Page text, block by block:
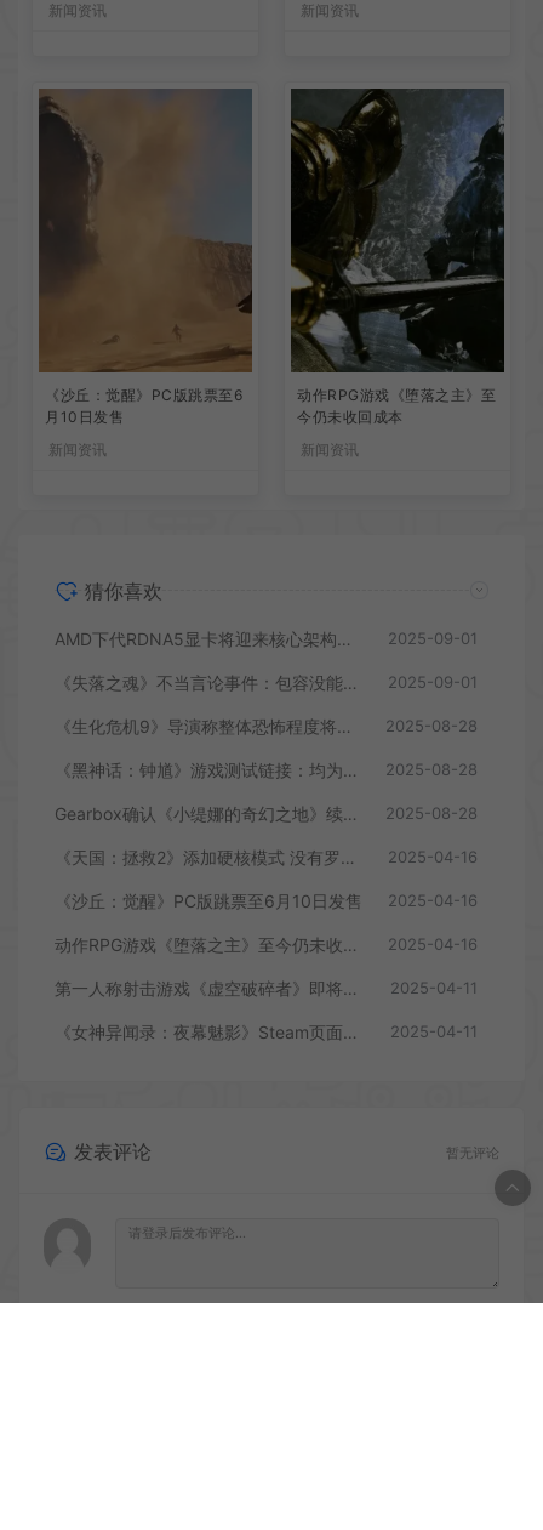
新闻资讯
新闻资讯
《沙丘：觉醒》PC版跳票至6
月10日发售
新闻资讯
动作RPG游戏《堕落之主》至
今仍未收回成本
新闻资讯
猜你喜欢
AMD下代RDNA5显卡将迎来核心架构大幅升级 2025-09-01
《失落之魂》不当言论事件：包容没能消解过激言论 2025-09-01
《生化危机9》导演称整体恐怖程度将进一步提升 2025-08-28
《黑神话：钟馗》游戏测试链接：均为骗子 2025-08-28
Gearbox确认《小缇娜的奇幻之地》续作正在开发中 2025-08-28
《天国：拯救2》添加硬核模式 没有罗盘和快速旅行 2025-04-16
《沙丘：觉醒》PC版跳票至6月10日发售 2025-04-16
动作RPG游戏《堕落之主》至今仍未收回成本 2025-04-16
第一人称射击游戏《虚空破碎者》即将多平台上线 2025-04-11
《女神异闻录：夜幕魅影》Steam页面上线 2025-04-11
发表评论 暂无评论